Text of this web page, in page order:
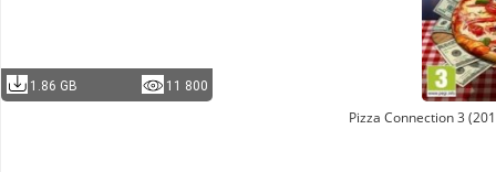
1.86 GB 11 800
Pizza Connection 3